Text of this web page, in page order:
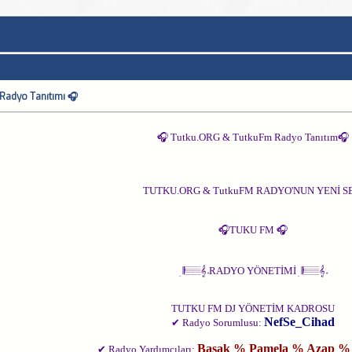
Tanıtımı 🎧
🎧 Tutku.ORG & TutkuFm Radyo Tanıtım🎧
TUTKU.ORG & TutkuFM RADYO'NUN YENİ
🎧TUKU FM 🎧
ׅ 𝄂𝄚𝅦𝄚𝄞𝅄 RADYO YÖNETİMİ ׅ 𝄂𝄚𝅦𝄚𝄞𝅄
TUTKU FM DJ YÖNETİM KADROSU
✔ Radyo Sorumlusu: NefSe_Cihad
✔ Radyo Yardımcıları: Başak % Pamela % Azap